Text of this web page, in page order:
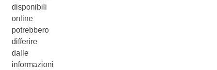
disponibili
online
potrebbero
differire
dalle
informazioni